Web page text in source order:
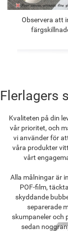
Observera att
Flerlagers
Kvaliteten på din
vår prioritet, och
vi använder för
våra produkter
vårt
Alla målningar är
POF-film,
skyddande
separerade
skumpaneler och
sedan